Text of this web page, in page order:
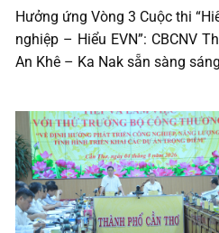
Hưởng ứng Vòng 3 Cuộc thi
nghiệp – Hiểu EVN”: CBCNV
An Khê – Ka Nak sẵn sàng